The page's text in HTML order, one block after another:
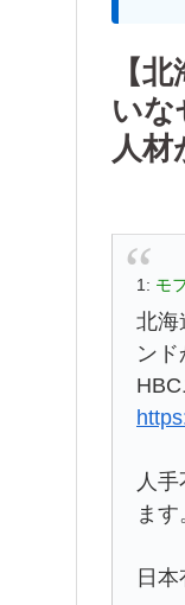
【
い
人材
1: モ
北海
ン
人
ます
日